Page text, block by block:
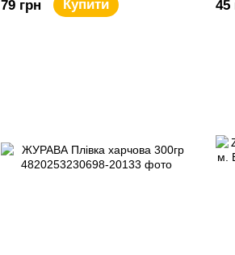
79 грн Купити 45